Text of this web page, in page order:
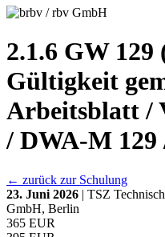
2.1.6 GW
Gültigkeit
Arbeitsblatt /
/ DWA-M 129
← zurück zur Schulung
23. Juni 2026 | TSZ
GmbH, Berlin
365 EUR